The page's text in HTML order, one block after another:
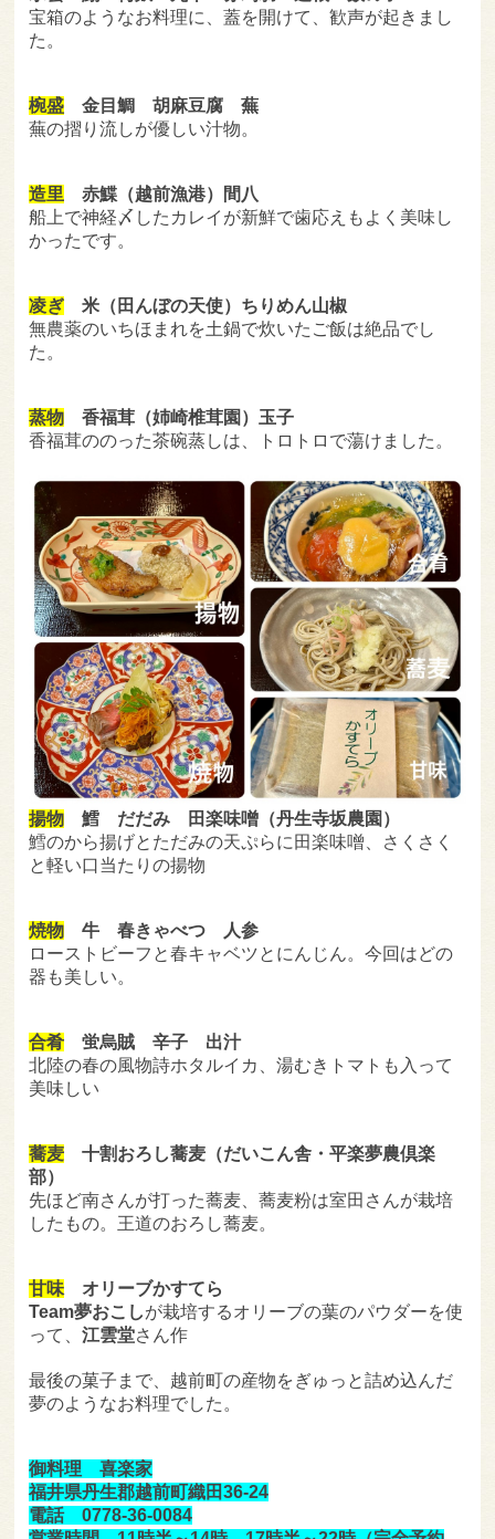
宝箱のようなお料理に、蓋を開けて、歓声が起きまし
た。
椀盛 金目鯛 胡麻豆腐 蕪
蕪の摺り流しが優しい汁物。
造里 赤鰈（越前漁港）間八
船上で神経〆したカレイが新鮮で歯応えもよく美味し
かったです。
凌ぎ 米（田んぼの天使）ちりめん山椒
無農薬のいちほまれを土鍋で炊いたご飯は絶品でし
た。
蒸物 香福茸（姉崎椎茸園）玉子
香福茸ののった茶碗蒸しは、トロトロで蕩けました。
揚物 鱈 だだみ 田楽味噌（丹生寺坂農園）
鱈のから揚げとただみの天ぷらに田楽味噌、さくさく
と軽い口当たりの揚物
焼物 牛 春きゃべつ 人参
ローストビーフと春キャベツとにんじん。今回はどの
器も美しい。
合肴 蛍烏賊 辛子 出汁
北陸の春の風物詩ホタルイカ、湯むきトマトも入って
美味しい
蕎麦 十割おろし蕎麦（だいこん舎・平楽夢農倶楽
部）
先ほど南さんが打った蕎麦、蕎麦粉は室田さんが栽培
したもの。王道のおろし蕎麦。
甘味 オリーブかすてら
Team夢おこしが栽培するオリーブの葉のパウダーを使
って、江雲堂さん作
最後の菓子まで、越前町の産物をぎゅっと詰め込んだ
夢のようなお料理でした。
御料理 喜楽家
福井県丹生郡越前町織田36-24
電話 0778-36-0084